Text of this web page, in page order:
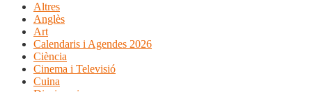
Altres
Anglès
Art
Calendaris i Agendes 2026
Ciència
Cinema i Televisió
Cuina